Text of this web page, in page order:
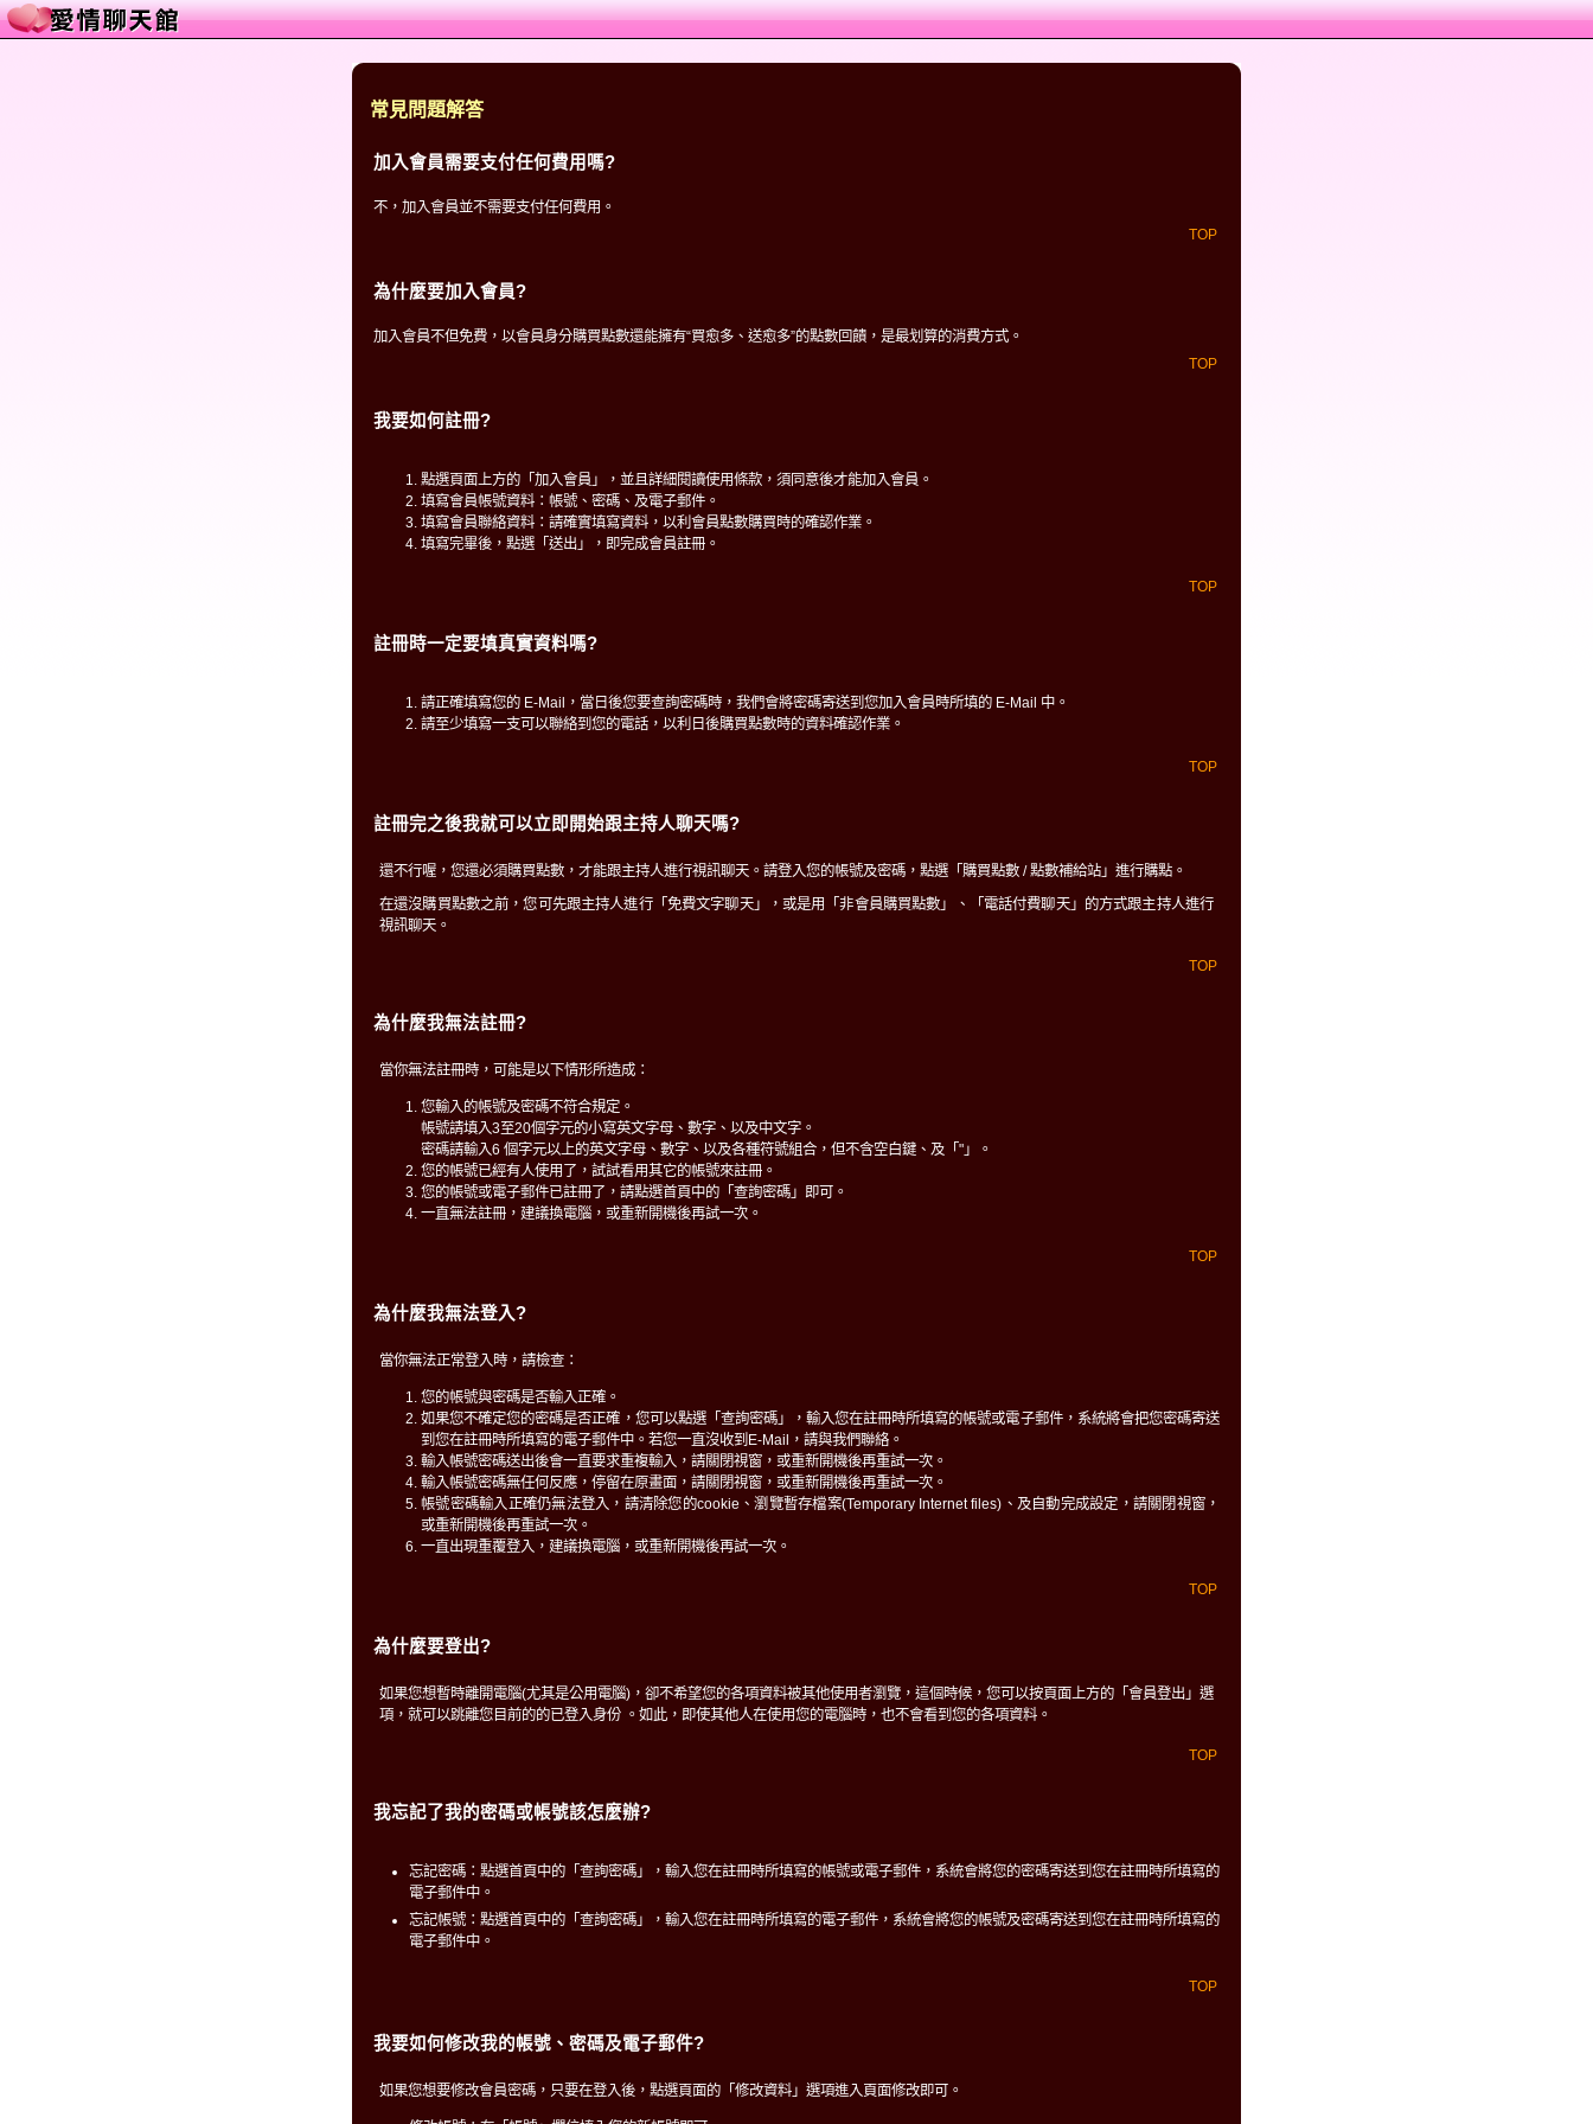
常見問題解答
加入會員需要支付任何費用嗎?
不，加入會員並不需要支付任何費用。
TOP
為什麼要加入會員?
加入會員不但免費，以會員身分購買點數還能擁有“買愈多、送愈多”的點數回饋，是最划算的消費方式。
TOP
我要如何註冊?
點選頁面上方的「加入會員」，並且詳細閱讀使用條款，須同意後才能加入會員。
填寫會員帳號資料：帳號、密碼、及電子郵件。
填寫會員聯絡資料：請確實填寫資料，以利會員點數購買時的確認作業。
填寫完畢後，點選「送出」，即完成會員註冊。
TOP
註冊時一定要填真實資料嗎?
請正確填寫您的 E-Mail，當日後您要查詢密碼時，我們會將密碼寄送到您加入會員時所填的 E-Mail 中。
請至少填寫一支可以聯絡到您的電話，以利日後購買點數時的資料確認作業。
TOP
註冊完之後我就可以立即開始跟主持人聊天嗎?
還不行喔，您還必須購買點數，才能跟主持人進行視訊聊天。請登入您的帳號及密碼，點選「購買點數 / 點數補給站」進行購點。
在還沒購買點數之前，您可先跟主持人進行「免費文字聊天」，或是用「非會員購買點數」、「電話付費聊天」的方式跟主持人進行
視訊聊天。
TOP
為什麼我無法註冊?
當你無法註冊時，可能是以下情形所造成：
您輸入的帳號及密碼不符合規定。
帳號請填入3至20個字元的小寫英文字母、數字、以及中文字。
密碼請輸入6 個字元以上的英文字母、數字、以及各種符號組合，但不含空白鍵、及「"」。
您的帳號已經有人使用了，試試看用其它的帳號來註冊。
您的帳號或電子郵件已註冊了，請點選首頁中的「查詢密碼」即可。
一直無法註冊，建議換電腦，或重新開機後再試一次。
TOP
為什麼我無法登入?
當你無法正常登入時，請檢查：
您的帳號與密碼是否輸入正確。
如果您不確定您的密碼是否正確，您可以點選「查詢密碼」，輸入您在註冊時所填寫的帳號或電子郵件，系統將會把您密碼寄送
到您在註冊時所填寫的電子郵件中。若您一直沒收到E-Mail，請與我們聯絡。
輸入帳號密碼送出後會一直要求重複輸入，請關閉視窗，或重新開機後再重試一次。
輸入帳號密碼無任何反應，停留在原畫面，請關閉視窗，或重新開機後再重試一次。
帳號密碼輸入正確仍無法登入，請清除您的cookie、瀏覽暫存檔案(Temporary Internet files)、及自動完成設定，請關閉視窗，
或重新開機後再重試一次。
一直出現重覆登入，建議換電腦，或重新開機後再試一次。
TOP
為什麼要登出?
如果您想暫時離開電腦(尤其是公用電腦)，卻不希望您的各項資料被其他使用者瀏覽，這個時候，您可以按頁面上方的「會員登出」選
項，就可以跳離您目前的的已登入身份 。如此，即使其他人在使用您的電腦時，也不會看到您的各項資料。
TOP
我忘記了我的密碼或帳號該怎麼辦?
忘記密碼：點選首頁中的「查詢密碼」，輸入您在註冊時所填寫的帳號或電子郵件，系統會將您的密碼寄送到您在註冊時所填寫的
電子郵件中。
忘記帳號：點選首頁中的「查詢密碼」，輸入您在註冊時所填寫的電子郵件，系統會將您的帳號及密碼寄送到您在註冊時所填寫的
電子郵件中。
TOP
我要如何修改我的帳號、密碼及電子郵件?
如果您想要修改會員密碼，只要在登入後，點選頁面的「修改資料」選項進入頁面修改即可。